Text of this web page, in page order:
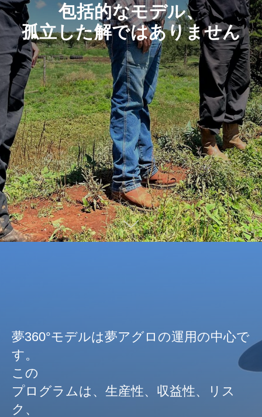
包括的なモデル、
孤立した解ではありません
夢360°モデルは夢アグロの運用の中心で
す。
この
プログラムは、生産性、収益性、リス
ク、